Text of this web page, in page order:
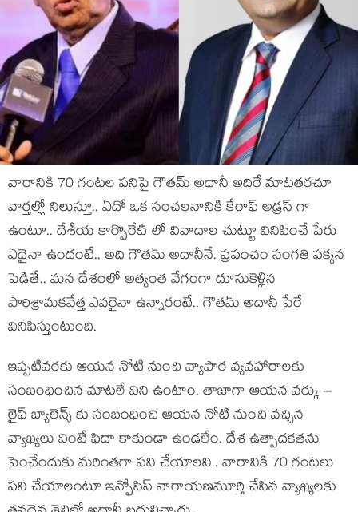
వారానికి 70 గంటల పనిపై గౌతమ్ అదానీ అదిరే మాటతరచూ
వార్తల్లో నిలుస్తూ.. ఏదో ఒక సంచలనానికి కేరాఫ్ అడ్రస్ గా
ఉంటూ.. దేశీయ కార్పొరేట్ లో వివాదాల చుట్టూ వినిపించే పేరు
ఏదైనా ఉందంటే.. అది గౌతమ్ అదానీనే. ప్రపంచం సంగతి పక్కన
పెడితే.. మన దేశంలో అత్యంత వేగంగా దూసుకెళ్లిన
పారిశ్రామకవేత్త ఎవరైనా ఉన్నారంటే.. గౌతమ్ అదానీ పేరే
వినిపిస్తుంటుంది.
ఇప్పటివరకు ఆయన నోటి నుంచి వ్యాపార వ్యవహారాలకు
సంబంధించిన మాటలే విని ఉంటాం. తాజాగా ఆయన వర్కు –
లైఫ్ బ్యాలెన్స్ కు సంబంధించి ఆయన నోటి నుంచి వచ్చిన
వ్యాఖ్యలు వింటే ఫిదా కాకుండా ఉండలేం. దేశ ఉత్పాదకతను
పెంచేందుకు మరింతగా పని చేయాలని.. వారానికి 70 గంటలు
పని చేయాలంటూ ఇన్ఫోసిస్ నారాయణమూర్తి చేసిన వ్యాఖ్యలకు